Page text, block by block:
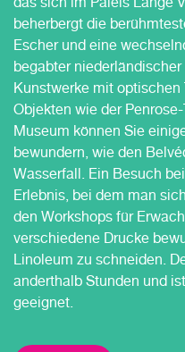
beherbergt die
Escher und eine
begabter
Kunstwerke mit
Objekten wie der
Museum können Sie
bewundern, wie den
Wasserfall. Ein Besuch
Erlebnis, bei dem man
den Workshops für
verschiedene Drucke
Linoleum zu schneiden.
anderthalb Stunden und
geeignet.